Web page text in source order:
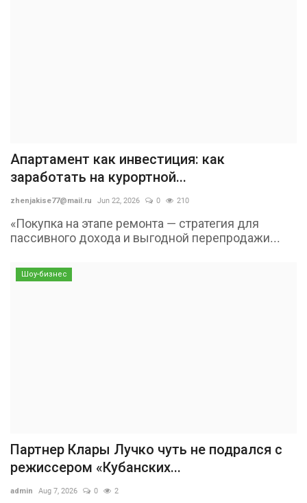
Апартамент как инвестиция: как
заработать на курортной...
zhenjakise77@mail.ru Jun 22, 2026 0 210
«Покупка на этапе ремонта — стратегия для
пассивного дохода и выгодной перепродажи...
Шоу-бизнес
Партнер Клары Лучко чуть не подрался с
режиссером «Кубанских...
admin Aug 7, 2026 0 2